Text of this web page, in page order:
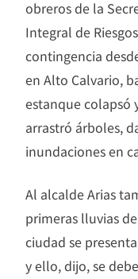
obreros de la
Integral de
contingencia
en Alto Calvario,
estanque colapsó
arrastró árboles,
inundaciones en
Al alcalde Arias
primeras lluvias
ciudad se
y ello, dijo, se